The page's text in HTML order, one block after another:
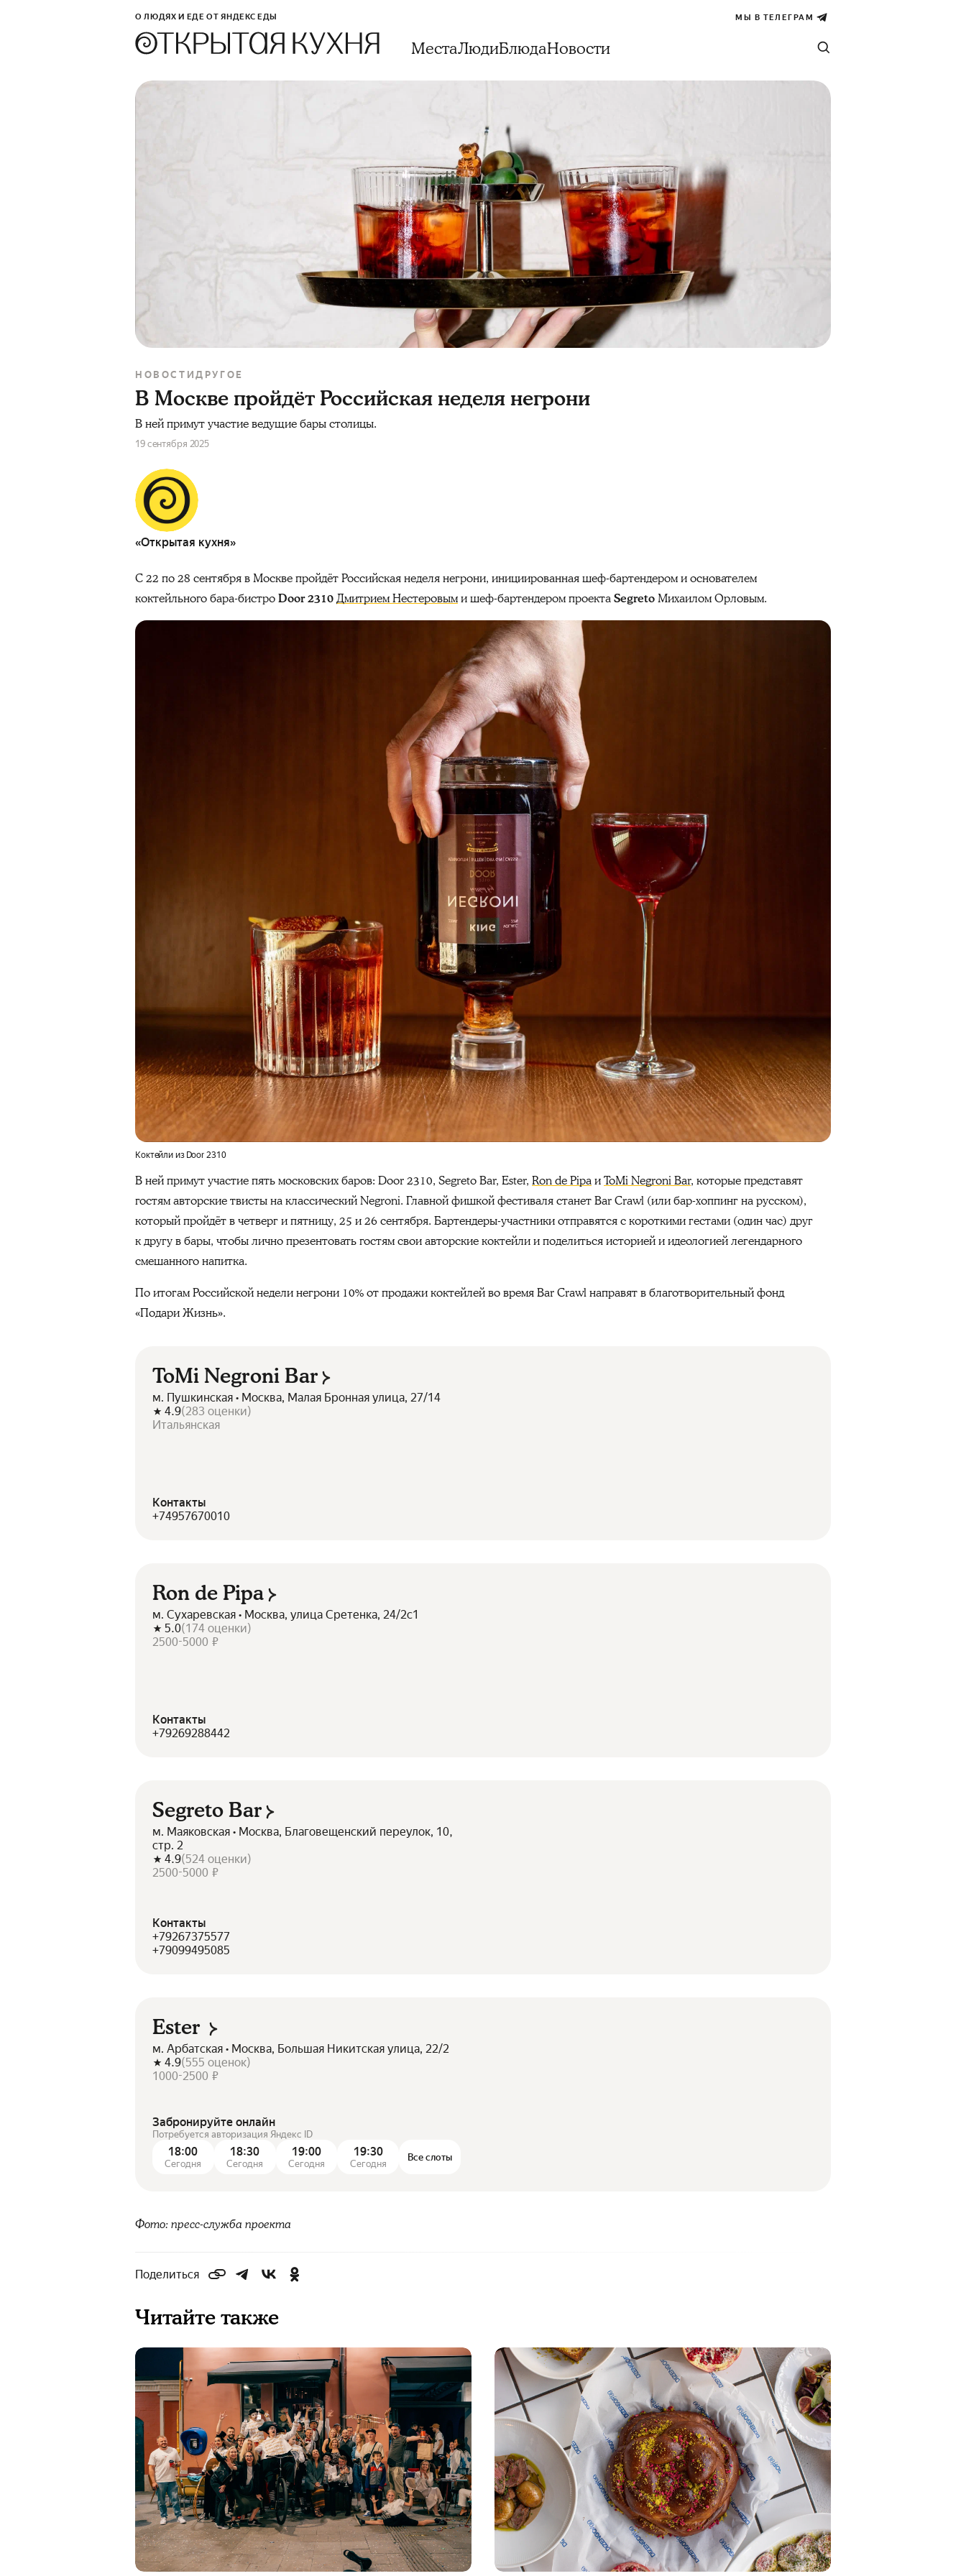
О ЛЮДЯХ И ЕДЕ ОТ ЯНДЕКС ЕДЫ МЫ В ТЕЛЕГРАМ
МестаЛюдиБлюдаНовости
НОВОСТИДРУГОЕ
В Москве пройдёт Российская неделя негрони
В ней примут участие ведущие бары столицы.
19 сентября 2025
«Открытая кухня»
С 22 по 28 сентября в Москве пройдёт Российская неделя негрони, инициированная шеф-бартендером и основателем
коктейльного бара-бистроDoor 2310Дмитрием Нестеровыми шеф-бартендером проектаSegretoМихаилом Орловым.
Коктейли из Door 2310
В ней примут участие пять московских баров: Door 2310, Segreto Bar, Ester, Ron de PipaиToMi Negroni Bar, которыепредставят
гостям авторские твисты на классический Negroni. Главной фишкой фестиваля станет Bar Crawl (или бар-хоппинг на русском),
который пройдёт в четверг и пятницу, 25 и 26 сентября. Бартендеры-участники отправятся с короткими гестами (один час) друг
к другу в бары, чтобы лично презентовать гостям свои авторские коктейли и поделиться историей и идеологией легендарного
смешанного напитка.
По итогам Российской недели негрони 10% от продажи коктейлей во время Bar Crawl направят в благотворительный фонд
«Подари Жизнь».
ToMi Negroni Bar
м. Пушкинская • Москва, Малая Бронная улица, 27/14
4.9(283 оценки)
Итальянская
Контакты
+74957670010
Ron de Pipa
м. Сухаревская • Москва, улица Сретенка, 24/2с1
5.0(174 оценки)
2500-5000 ₽
Контакты
+79269288442
Segreto Bar
м. Маяковская • Москва, Благовещенский переулок, 10,
стр. 2
4.9(524 оценки)
2500-5000 ₽
Контакты
+79267375577
+79099495085
Ester
м. Арбатская • Москва, Большая Никитская улица, 22/2
4.9(555 оценок)
1000-2500 ₽
Забронируйте онлайн
Потребуется авторизация Яндекс ID
18:00
Сегодня
18:30
Сегодня
19:00
Сегодня
19:30
Сегодня
Все слоты
Фото: пресс-служба проекта
Поделиться
Читайте также